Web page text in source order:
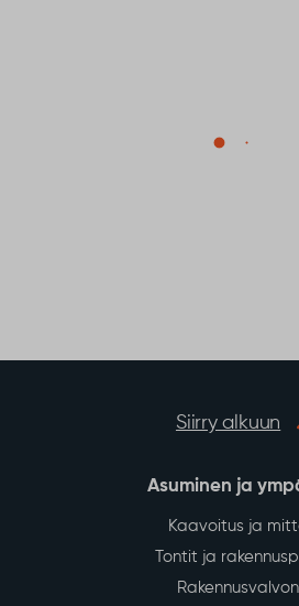
Siirry alkuun
Asuminen ja
Kaavoitus ja
Tontit ja